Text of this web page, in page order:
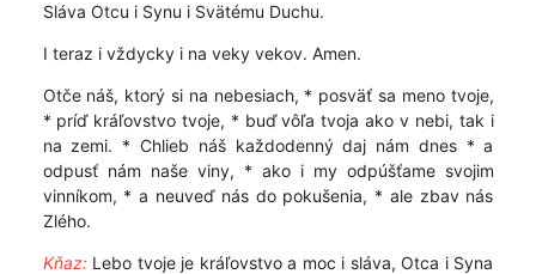
Sláva Otcu i Synu i Svätému Duchu.
I teraz i vždycky i na veky vekov. Amen.
Otče náš, ktorý si na nebesiach, * posväť sa meno tvoje,
* príď kráľovstvo tvoje, * buď vôľa tvoja ako v nebi, tak i
na zemi. * Chlieb náš každodenný daj nám dnes * a
odpusť nám naše viny, * ako i my odpúšťame svojim
vinníkom, * a neuveď nás do pokušenia, * ale zbav nás
Zlého.
Kňaz:Lebo tvoje je kráľovstvo a moc i sláva, Otca i Syna